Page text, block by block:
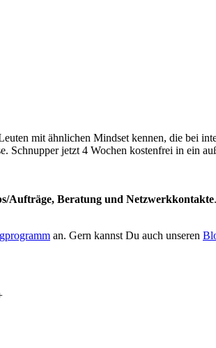
mit ähnlichen Mindset kennen, die bei
jetzt 4 Wochen kostenfrei in ein
Aufträge, Beratung und Netzwerkkontakte.
an. Gern kannst Du auch unseren